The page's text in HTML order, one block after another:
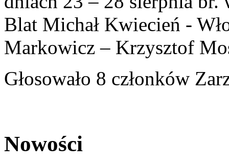
Blat Michał Kwiecień -
Markowicz – Krzysztof
Głosowało 8 członków
Nowości